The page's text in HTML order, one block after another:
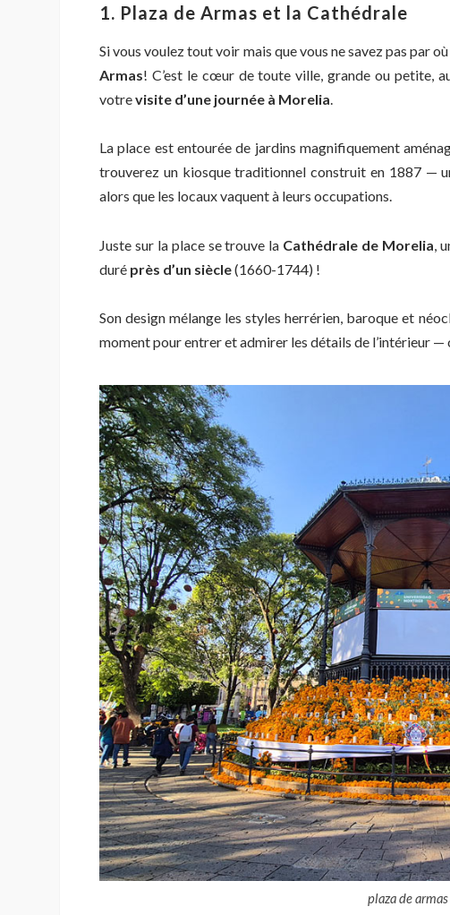
1. Plaza de Armas et la Cathédrale
Si vous voulez tout voir mais que vous ne savez pas par
Armas! C’est le cœur de toute ville, grande ou petite,
votrevisite d’une journée à Morelia
La place est entourée de jardins magnifiquement
trouverez un kiosque traditionnel construit en 1887 —
alors que les locaux vaquent à leurs occupations.
Juste sur la place se trouve la Cathédrale de Morelia ,
duré près d’un siècle(1660-1744) !
Son design mélange les styles herrérien, baroque et
moment pour entrer et admirer les détails de l’intérieur
plaza de